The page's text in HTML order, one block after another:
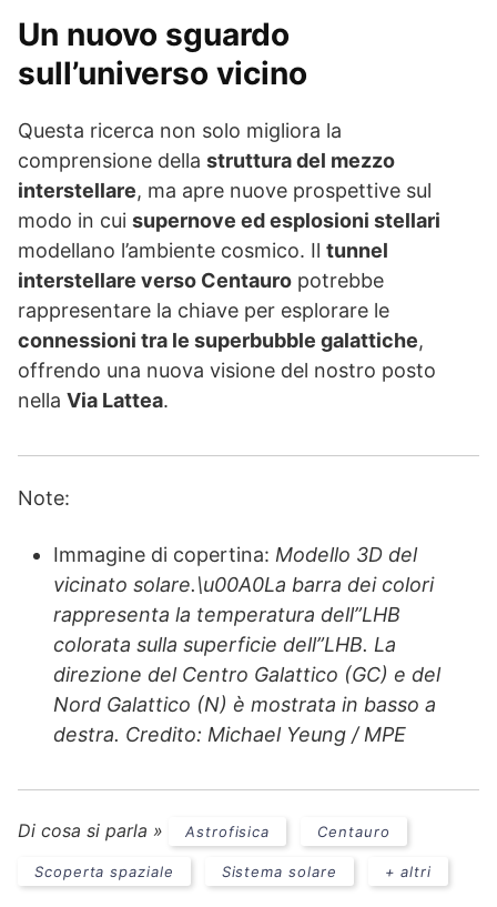
Un nuovo sguardo
sull’universo vicino
Questa ricerca non solo migliora la
comprensione della struttura del mezzo
interstellare, ma apre nuove prospettive sul
modo in cui supernove ed esplosioni stellari
modellano l’ambiente cosmico. Il tunnel
interstellare verso Centauro potrebbe
rappresentare la chiave per esplorare le
connessioni tra le superbubble galattiche,
offrendo una nuova visione del nostro posto
nella Via Lattea.
Note:
Immagine di copertina: Modello 3D del
vicinato solare.\u00A0La barra dei colori
rappresenta la temperatura dell”LHB
colorata sulla superficie dell”LHB. La
direzione del Centro Galattico (GC) e del
Nord Galattico (N) è mostrata in basso a
destra. Credito: Michael Yeung / MPE
Di cosa si parla » Astrofisica Centauro
Scoperta spaziale Sistema solare + altri